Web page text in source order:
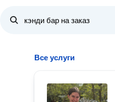
Все услуги